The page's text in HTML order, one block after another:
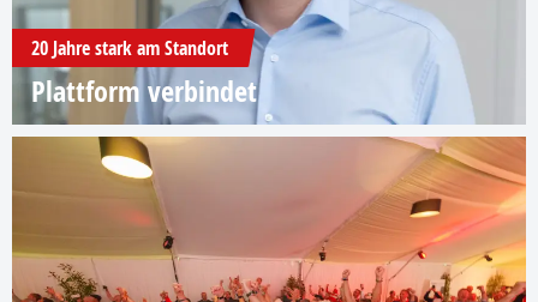
20 Jahre stark am Standort
Plattform verbindet